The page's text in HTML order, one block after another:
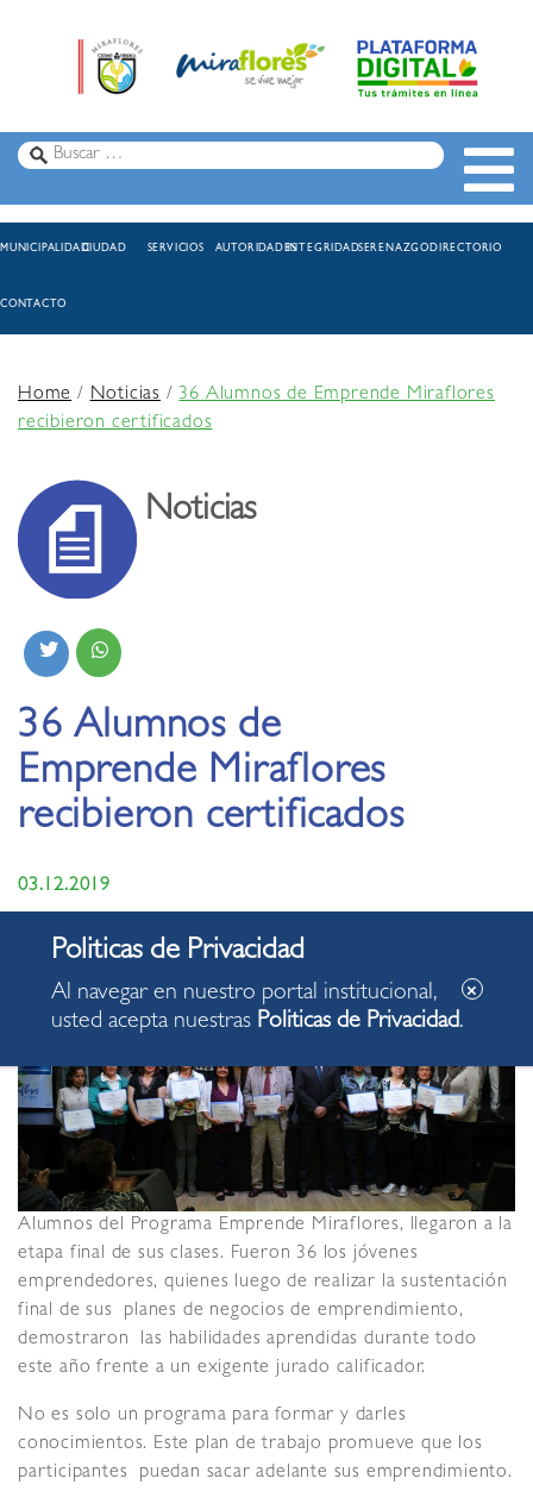
MUNICIPALIDADCIUDAD SERVICIOS AUTORIDADESINTEGRIDADSERENAZGODIRECTORIO
CONTACTO
Home/Noticias /36 Alumnos de Emprende Miraflores
recibieron certificados
Noticias
36 Alumnos de
Emprende Miraflores
recibieron certificados
03.12.2019
Alumnos del Programa Emprende Miraflores, llegaron a la
etapa final de sus clases. Fueron 36 los jóvenes
emprendedores, quienes luego de realizar la sustentación
final de sus planes de negocios de emprendimiento,
demostraron las habilidades aprendidas durante todo
este año frente a un exigente jurado calificador.
No es solo un programa para formar y darles
conocimientos. Este plan de trabajo promueve que los
participantes puedan sacar adelante sus emprendimiento.
Al navegar en nuestro portal institucional,
usted acepta nuestras Politicas de Privacidad.